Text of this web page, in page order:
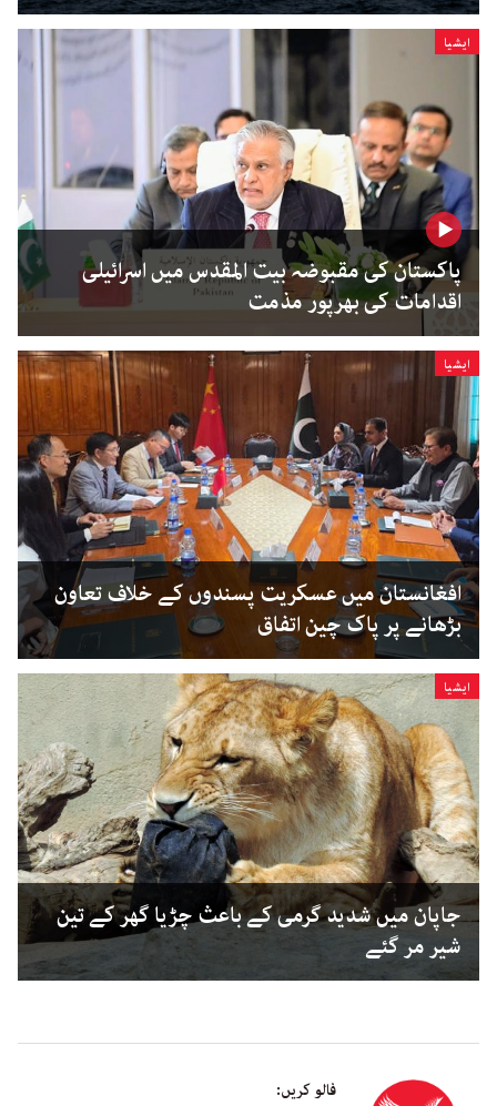
ایشیا
پاکستان کی مقبوضہ بیت المقدس میں اسرائیلی
اقدامات کی بھرپور مذمت
ایشیا
افغانستان میں عسکریت پسندوں کے خلاف تعاون
بڑھانے پر پاک چین اتفاق
ایشیا
جاپان میں شدید گرمی کے باعث چڑیا گھر کے تین
شیر مر گئے
فالو کریں: